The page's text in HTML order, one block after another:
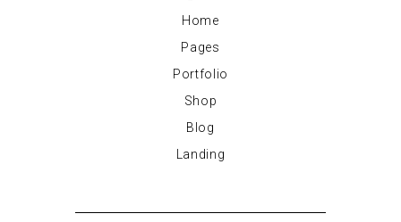
Home
Pages
Portfolio
Shop
Blog
Landing